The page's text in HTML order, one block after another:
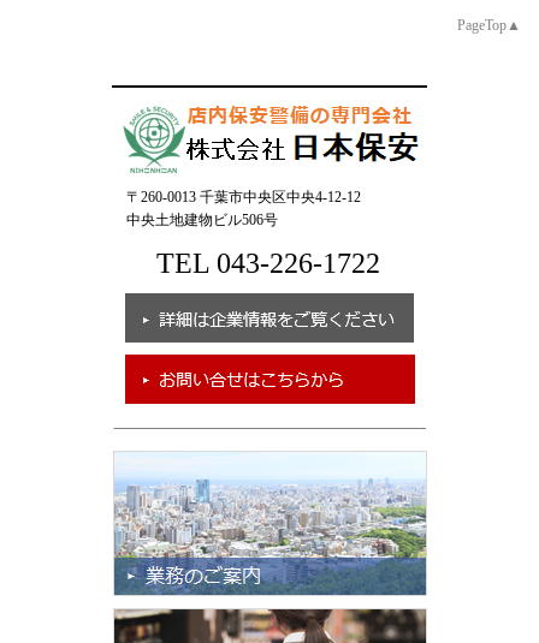
PageTop▲
〒260-0013 千葉市中央区中央4-12-12
中央土地建物ビル506号
TEL 043-226-1722